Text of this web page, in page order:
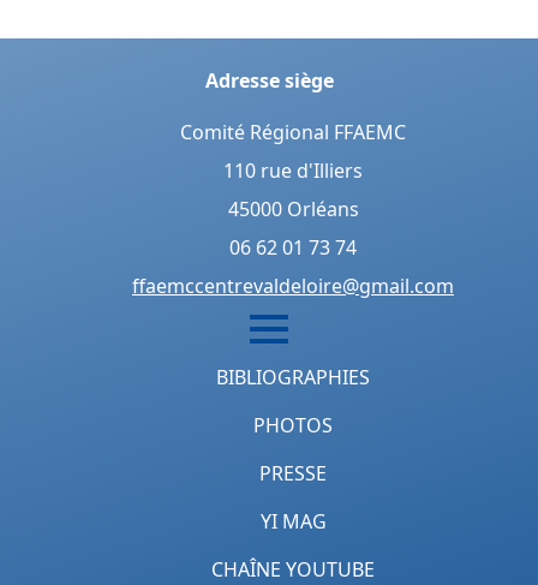
Adresse siège
Comité Régional FFAEMC
110 rue d'Illiers
45000 Orléans
06 62 01 73 74
ffaemccentrevaldeloire@gmail.com
BIBLIOGRAPHIES
PHOTOS
PRESSE
YI MAG
CHAÎNE YOUTUBE